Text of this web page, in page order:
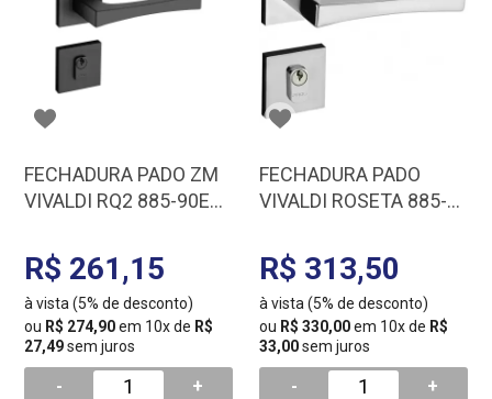
FECHADURA PADO ZM
VIVALDI RQ2 885-90E
R$ 261,15
à vista (5% de desconto)
ou R$ 274,90em 10x de R$
27,49sem juros
- +
FECHADURA PADO
VIVALDI ROSETA 885-
54020516
R$ 313,50
à vista (5% de desconto)
ou R$ 330,00em 10x de R$
33,00sem juros
- +